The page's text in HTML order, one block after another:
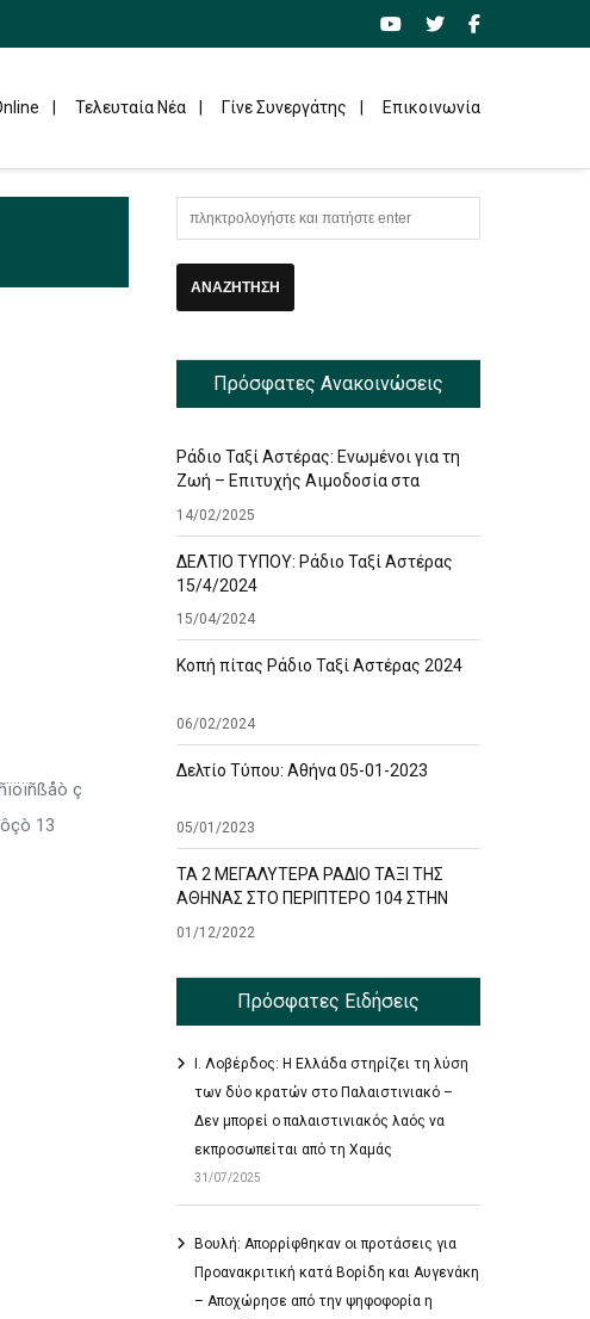
Τελευταία Νέα Γίνε Συνεργάτης Επικοινωνία
ç
13
Πρόσφατες Ανακοινώσεις
Ράδιο Ταξί Αστέρας: Ενωμένοι για τη
Ζωή – Επιτυχής Αιμοδοσία στα
14/02/2025
ΔΕΛΤΙΟ ΤΥΠΟΥ: Ράδιο Ταξί Αστέρας
15/4/2024
15/04/2024
Κοπή πίτας Ράδιο Ταξί Αστέρας 2024
06/02/2024
Δελτίο Τύπου: Αθήνα 05-01-2023
05/01/2023
ΤΑ 2 ΜΕΓΑΛΥΤΕΡΑ ΡΑΔΙΟ ΤΑΞΙ ΤΗΣ
ΑΘΗΝΑΣ ΣΤΟ ΠΕΡΙΠΤΕΡΟ 104 ΣΤΗΝ
01/12/2022
Πρόσφατες Ειδήσεις
Ι. Λοβέρδος: Η Ελλάδα στηρίζει τη λύση
των δύο κρατών στο Παλαιστινιακό –
Δεν μπορεί ο παλαιστινιακός λαός να
εκπροσωπείται από τη Χαμάς
31/07/2025
Βουλή: Απορρίφθηκαν οι προτάσεις για
Προανακριτική κατά Βορίδη και Αυγενάκη
– Αποχώρησε από την ψηφοφορία η